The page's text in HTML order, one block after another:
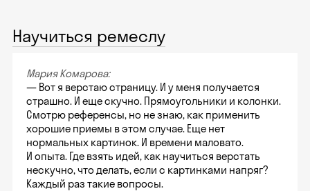
Научиться ремеслу
Мария Комарова:
— Вот я верстаю страницу. И у меня получается
страшно. И еще скучно. Прямоугольники и колонки.
Смотрю референсы, но не знаю, как применить
хорошие приемы в этом случае. Еще нет
нормальных картинок. И времени маловато.
И опыта. Где взять идей, как научиться верстать
нескучно, что делать, если с картинками напряг?
Каждый раз такие вопросы.